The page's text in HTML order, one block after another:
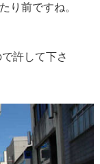
り前ですね。
許して下さ